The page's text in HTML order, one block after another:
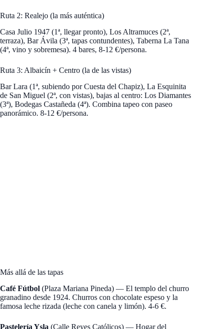
Ruta 2: Realejo (la más auténtica)
Casa Julio 1947 (1ª, llegar pronto), Los Altramuces (2ª,
terraza), Bar Ávila (3ª, tapas contundentes), Taberna La Tana
(4ª, vino y sobremesa). 4 bares, 8-12 €/persona.
Ruta 3: Albaicín + Centro (la de las vistas)
Bar Lara (1ª, subiendo por Cuesta del Chapiz), La Esquinita
de San Miguel (2ª, con vistas), bajas al centro: Los Diamantes
(3ª), Bodegas Castañeda (4ª). Combina tapeo con paseo
panorámico. 8-12 €/persona.
Más allá de las tapas
Café Fútbol (Plaza Mariana Pineda) — El templo del churro
granadino desde 1924. Churros con chocolate espeso y la
famosa leche rizada (leche con canela y limón). 4-6 €.
Pastelería Ysla (Calle Reyes Católicos) — Hogar del